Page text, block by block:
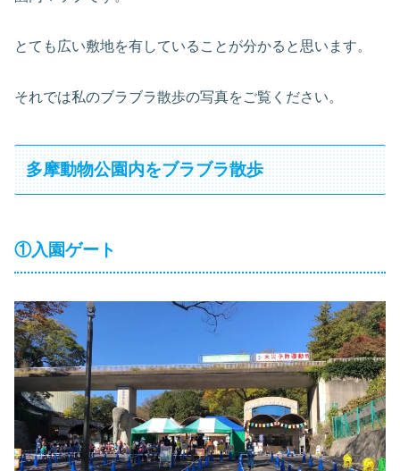
とても広い敷地を有していることが分かると思います。
それでは私のブラブラ散歩の写真をご覧ください。
多摩動物公園内をブラブラ散歩
①入園ゲート